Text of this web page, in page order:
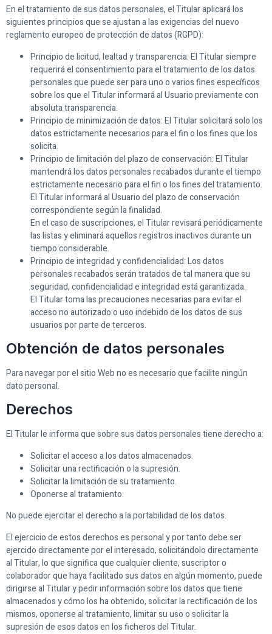
En el tratamiento de sus datos personales, el Titular aplicará los
siguientes principios que se ajustan a las exigencias del nuevo
reglamento europeo de protección de datos (RGPD):
Principio de licitud, lealtad y transparencia: El Titular siempre
requerirá el consentimiento para el tratamiento de los datos
personales que puede ser para uno o varios fines específicos
sobre los que el Titular informará al Usuario previamente con
absoluta transparencia.
Principio de minimización de datos: El Titular solicitará solo los
datos estrictamente necesarios para el fin o los fines que los
solicita.
Principio de limitación del plazo de conservación: El Titular
mantendrá los datos personales recabados durante el tiempo
estrictamente necesario para el fin o los fines del tratamiento.
El Titular informará al Usuario del plazo de conservación
correspondiente según la finalidad.
En el caso de suscripciones, el Titular revisará periódicamente
las listas y eliminará aquellos registros inactivos durante un
tiempo considerable.
Principio de integridad y confidencialidad: Los datos
personales recabados serán tratados de tal manera que su
seguridad, confidencialidad e integridad está garantizada.
El Titular toma las precauciones necesarias para evitar el
acceso no autorizado o uso indebido de los datos de sus
usuarios por parte de terceros.
Obtención de datos personales
Para navegar por el sitio Web no es necesario que facilite ningún
dato personal.
Derechos
El Titular le informa que sobre sus datos personales tiene derecho a:
Solicitar el acceso a los datos almacenados.
Solicitar una rectificación o la supresión.
Solicitar la limitación de su tratamiento.
Oponerse al tratamiento.
No puede ejercitar el derecho a la portabilidad de los datos.
El ejercicio de estos derechos es personal y por tanto debe ser
ejercido directamente por el interesado, solicitándolo directamente
al Titular, lo que significa que cualquier cliente, suscriptor o
colaborador que haya facilitado sus datos en algún momento, puede
dirigirse al Titular y pedir información sobre los datos que tiene
almacenados y cómo los ha obtenido, solicitar la rectificación de los
mismos, oponerse al tratamiento, limitar su uso o solicitar la
supresión de esos datos en los ficheros del Titular.